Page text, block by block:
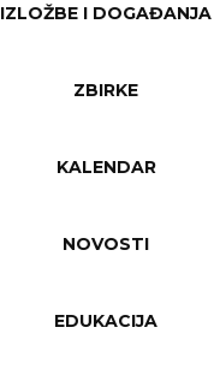
IZLOŽBE I DOGAĐANJA
ZBIRKE
KALENDAR
NOVOSTI
EDUKACIJA